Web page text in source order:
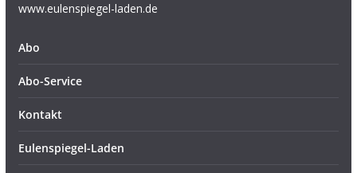
www.eulenspiegel-laden.de
Abo
Abo-Service
Kontakt
Eulenspiegel-Laden